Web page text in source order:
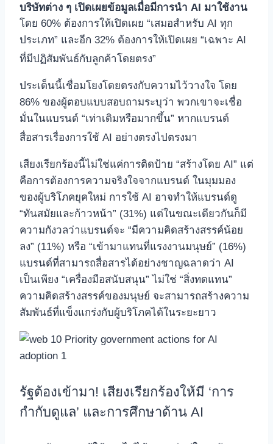
บริษัทต่าง ๆ เปิดเผยข้อมูลเมื่อมีการนำ AI มาใช้งาน
โดย 60% ต้องการให้เปิดเผย “เสมอสำหรับ AI ทุก
ประเภท” และอีก 32% ต้องการให้เปิดเผย “เฉพาะ AI
ที่มีปฏิสัมพันธ์กับลูกค้าโดยตรง”
ประเด็นนี้เชื่อมโยงโดยตรงกับความไว้วางใจ โดย
86% ของผู้ตอบแบบสอบถามระบุว่า พวกเขาจะเชื่อ
มั่นในแบรนด์ “เท่าเดิมหรือมากขึ้น” หากแบรนด์
สื่อสารเรื่องการใช้ AI อย่างตรงไปตรงมา
เสียงเรียกร้องนี้ไม่ใช่แค่การติดป้าย “สร้างโดย AI” แต่
คือการต้องการความจริงใจจากแบรนด์ ในมุมมอง
ของผู้บริโภคยุคใหม่ การใช้ AI อาจทำให้แบรนด์ดู
“ทันสมัยและก้าวหน้า” (31%) แต่ในขณะเดียวกันก็มี
ความกังวลว่าแบรนด์จะ “มีความคิดสร้างสรรค์น้อย
ลง” (11%) หรือ “เข้ามาแทนที่แรงงานมนุษย์” (16%)
แบรนด์ที่สามารถสื่อสารได้อย่างชาญฉลาดว่า AI
เป็นเพียง “เครื่องมือสนับสนุน” ไม่ใช่ “สิ่งทดแทน”
ความคิดสร้างสรรค์ของมนุษย์ จะสามารถสร้างความ
สัมพันธ์ที่แข็งแกร่งกับผู้บริโภคได้ในระยะยาว
รัฐต้องเข้ามา! เสียงเรียกร้องให้มี ‘การ
กำกับดูแล’ และการศึกษาด้าน AI